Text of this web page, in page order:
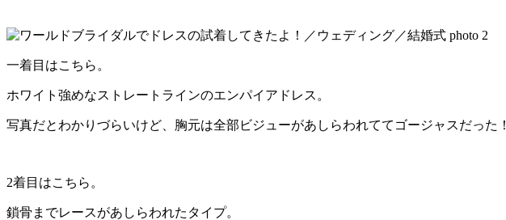
一着目はこちら。
ホワイト強めなストレートラインのエンパイアドレス。
写真だとわかりづらいけど、胸元は全部ビジューがあしらわれててゴージャスだった！
2着目はこちら。
鎖骨までレースがあしらわれたタイプ。